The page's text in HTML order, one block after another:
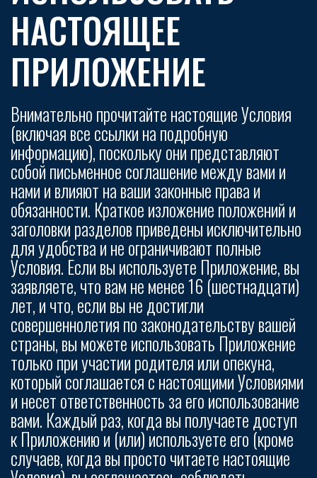
НАСТОЯЩЕЕ
ПРИЛОЖЕНИЕ
Внимательно прочитайте настоящие Условия
(включая все ссылки на подробную
информацию), поскольку они представляют
собой письменное соглашение между вами и
нами и влияют на ваши законные права и
обязанности. Краткое изложение положений и
заголовки разделов приведены исключительно
для удобства и не ограничивают полные
Условия. Если вы используете Приложение, вы
заявляете, что вам не менее 16 (шестнадцати)
лет, и что, если вы не достигли
совершеннолетия по законодательству вашей
страны, вы можете использовать Приложение
только при участии родителя или опекуна,
который соглашается с настоящими Условиями
и несет ответственность за его использование
вами. Каждый раз, когда вы получаете доступ
к Приложению и (или) используете его (кроме
случаев, когда вы просто читаете настоящие